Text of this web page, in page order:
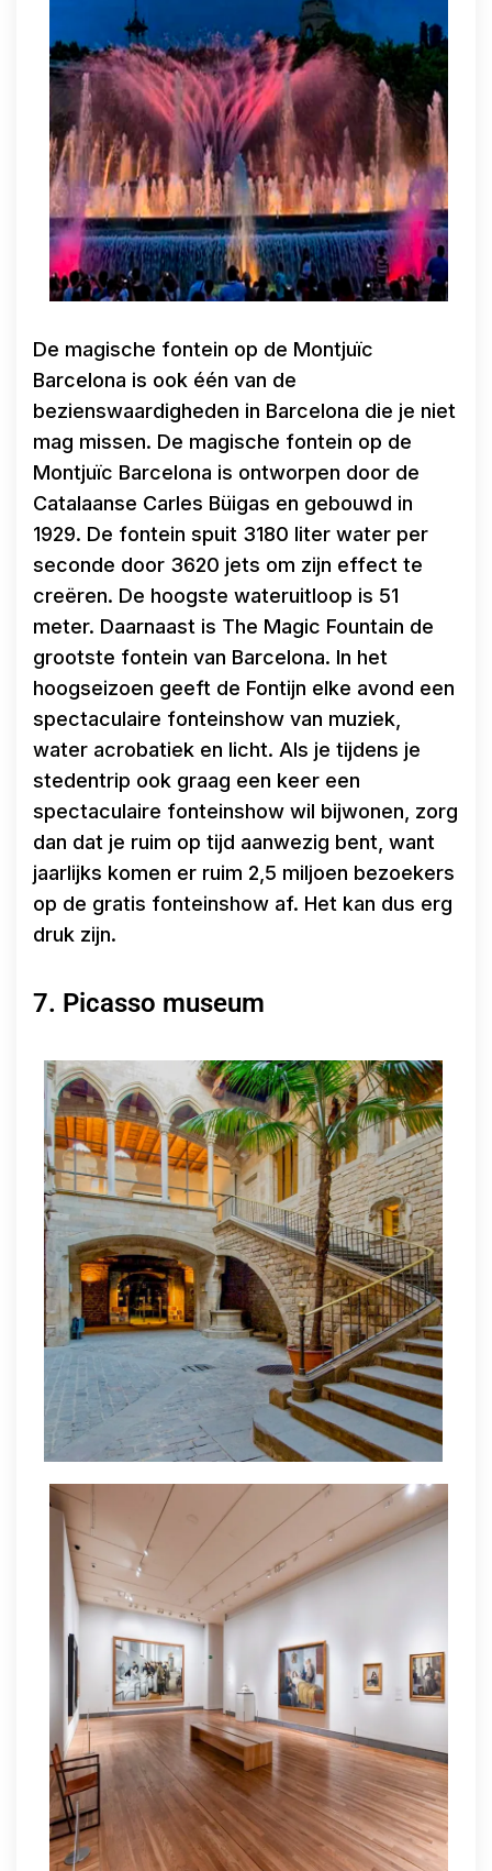
De magische fontein op de Montjuïc
Barcelona is ook één van de
bezienswaardigheden in Barcelona die je niet
mag missen. De magische fontein op de
Montjuïc Barcelona is ontworpen door de
Catalaanse Carles Büigas en gebouwd in
1929. De fontein spuit 3180 liter water per
seconde door 3620 jets om zijn effect te
creëren. De hoogste wateruitloop is 51
meter. Daarnaast is The Magic Fountain de
grootste fontein van Barcelona. In het
hoogseizoen geeft de Fontijn elke avond een
spectaculaire fonteinshow van muziek,
water acrobatiek en licht. Als je tijdens je
stedentrip ook graag een keer een
spectaculaire fonteinshow wil bijwonen, zorg
dan dat je ruim op tijd aanwezig bent, want
jaarlijks komen er ruim 2,5 miljoen bezoekers
op de gratis fonteinshow af. Het kan dus erg
druk zijn.
7. Picasso museum